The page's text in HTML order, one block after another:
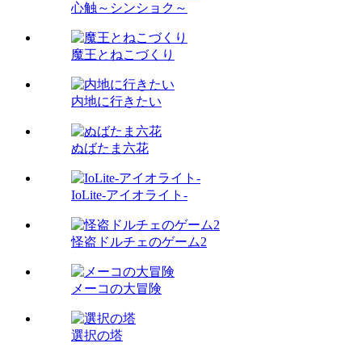
心触～シンショク～
魔王とねこづくり
内地に行きたい
ぬばたま六花
IoLite-アイオライト-
怪盗ドルチェのゲーム2
メーコの大冒険
選択の塔